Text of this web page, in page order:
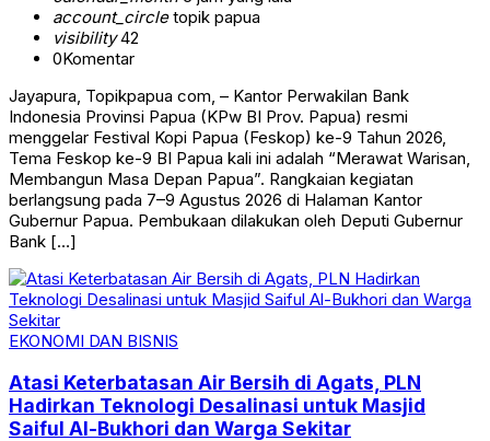
account_circletopik papua
visibility42
0Komentar
Jayapura, Topikpapua com, – Kantor Perwakilan Bank
Indonesia Provinsi Papua (KPw BI Prov. Papua) resmi
menggelar Festival Kopi Papua (Feskop) ke-9 Tahun 2026,
Tema Feskop ke-9 BI Papua kali ini adalah “Merawat Warisan,
Membangun Masa Depan Papua”. Rangkaian kegiatan
berlangsung pada 7–9 Agustus 2026 di Halaman Kantor
Gubernur Papua. Pembukaan dilakukan oleh Deputi Gubernur
Bank […]
EKONOMI DAN BISNIS
Atasi Keterbatasan Air Bersih di Agats, PLN
Hadirkan Teknologi Desalinasi untuk Masjid
Saiful Al-Bukhori dan Warga Sekitar